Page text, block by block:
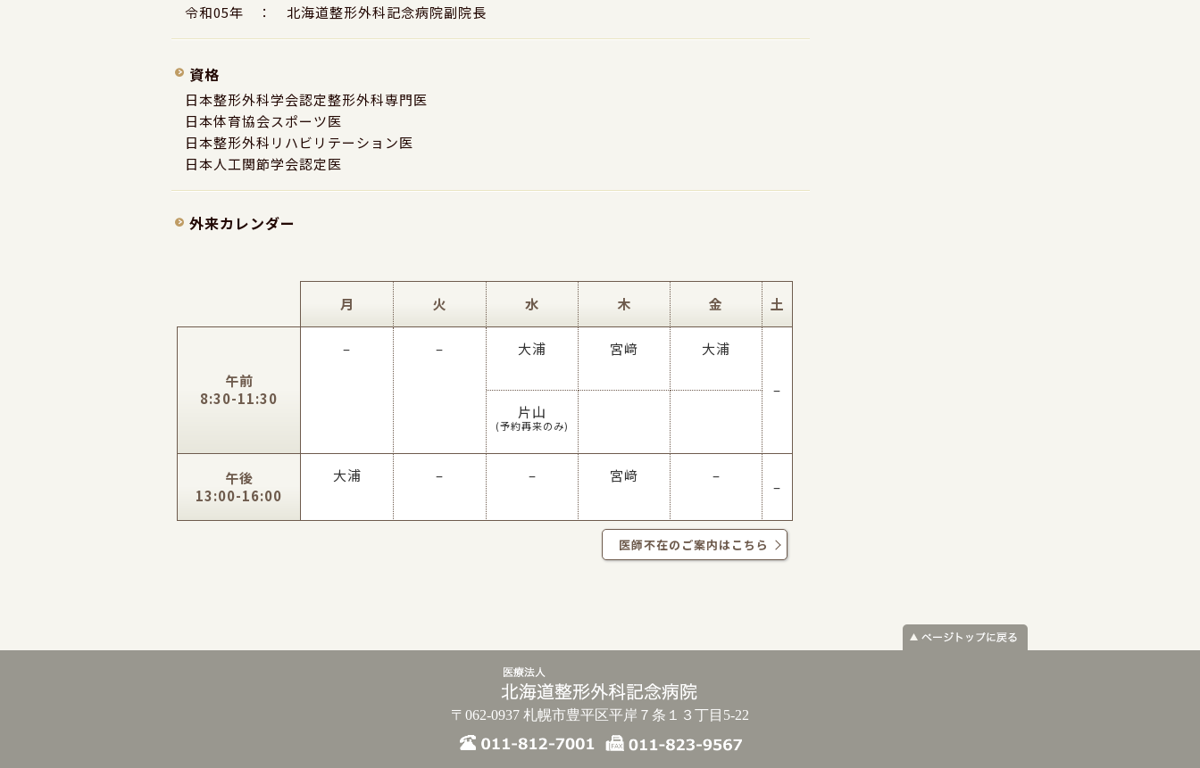
令和05年 ： 北海道整形外科記念病院副院長
資格
日本整形外科学会認定整形外科専門医
日本体育協会スポーツ医
日本整形外科リハビリテーション医
日本人工関節学会認定医
外来カレンダー
月 火 水 木 金 土
午前
8:30-11:30
– – 大浦 宮﨑 大浦
–
片山
(予約再来のみ)
午後
13:00-16:00
大浦 – – 宮﨑 –
–
医師不在のご案内はこちら
〒062-0937 札幌市豊平区平岸７条１３丁目5-22